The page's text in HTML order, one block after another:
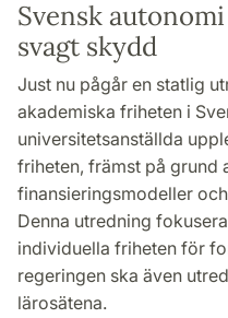
Svensk
svagt skydd
Just nu pågår en statlig
akademiska friheten i
universitetsanställda
friheten, främst på grund
finansieringsmodeller
Denna utredning
individuella friheten för
regeringen ska även
lärosätena.